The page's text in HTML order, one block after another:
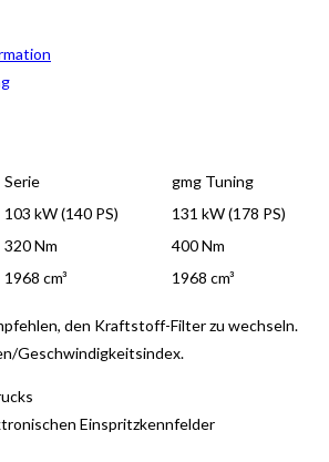
Serie
gmg Tuning
103 kW (140 PS)
131 kW (178 PS)
320 Nm
400 Nm
1968 cm³ 1968 cm³
den Kraftstoff-Filter zu wechseln.
Geschwindigkeitsindex.
Einspritzkennfelder